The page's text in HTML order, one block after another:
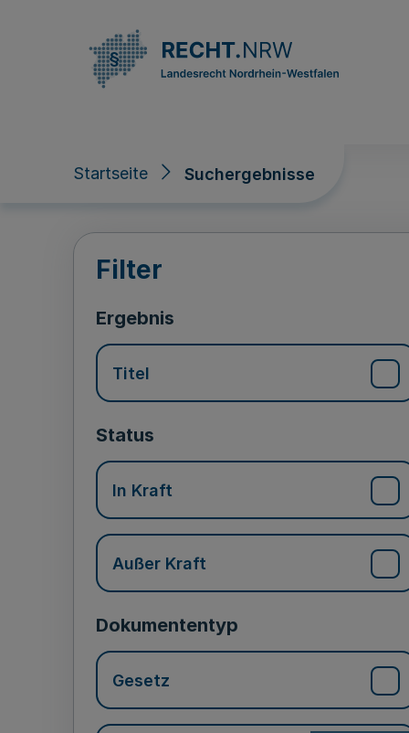
Startseite Suchergebnisse
Suchergebnisse
Filter
Ergebnis
Titel
Status
In Kraft
Außer Kraft
Dokumententyp
Gesetz